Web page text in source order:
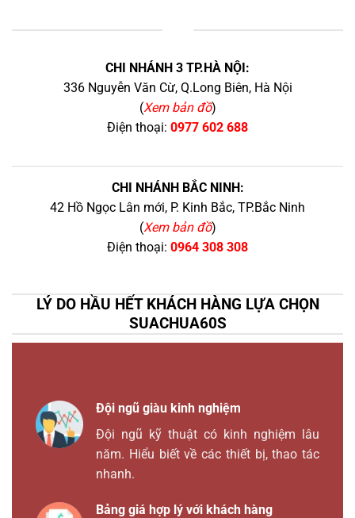
CHI NHÁNH 3 TP.HÀ NỘI:
336 Nguyễn Văn Cừ, Q.Long Biên, Hà Nội
(Xem bản đồ)
Điện thoại: 0977 602 688
CHI NHÁNH BẮC NINH:
42 Hồ Ngọc Lân mới, P. Kinh Bắc, TP.Bắc Ninh
(Xem bản đồ)
Điện thoại: 0964 308 308
LÝ DO HẦU HẾT KHÁCH HÀNG LỰA CHỌN
SUACHUA60S
Đội ngũ giàu kinh nghiệm
Đội ngũ kỹ thuật có kinh nghiệm lâu
năm. Hiểu biết về các thiết bị, thao tác
nhanh.
Bảng giá hợp lý với khách hàng